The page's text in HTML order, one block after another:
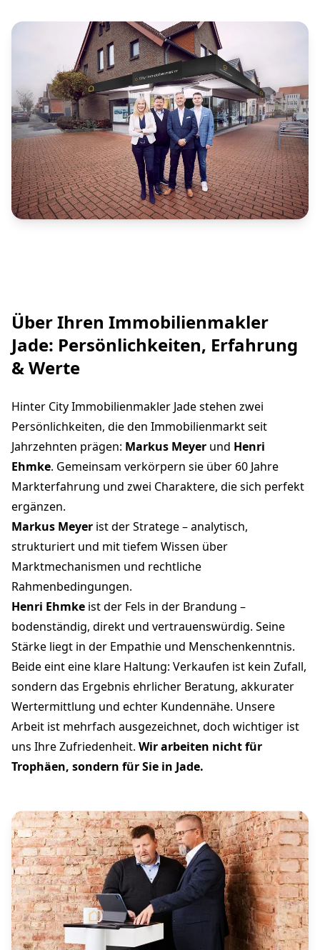
Über Ihren Immobilienmakler
Jade: Persönlichkeiten, Erfahrung
& Werte
Hinter City Immobilienmakler Jade stehen zwei
Persönlichkeiten, die den Immobilienmarkt seit
Jahrzehnten prägen: Markus Meyer und Henri
Ehmke. Gemeinsam verkörpern sie über 60 Jahre
Markterfahrung und zwei Charaktere, die sich perfekt
ergänzen.
Markus Meyer ist der Stratege – analytisch,
strukturiert und mit tiefem Wissen über
Marktmechanismen und rechtliche
Rahmenbedingungen.
Henri Ehmke ist der Fels in der Brandung –
bodenständig, direkt und vertrauenswürdig. Seine
Stärke liegt in der Empathie und Menschenkenntnis.
Beide eint eine klare Haltung: Verkaufen ist kein Zufall,
sondern das Ergebnis ehrlicher Beratung, akkurater
Wertermittlung und echter Kundennähe. Unsere
Arbeit ist mehrfach ausgezeichnet, doch wichtiger ist
uns Ihre Zufriedenheit. Wir arbeiten nicht für
Trophäen, sondern für Sie in Jade.